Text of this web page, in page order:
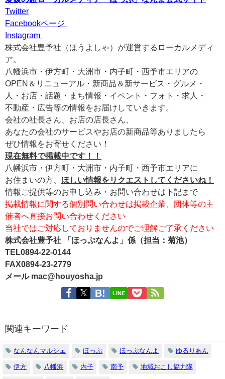
Twitter
Facebookページ
Instagram
株式会社豊予社（ほうよしゃ）が運営するローカルメディ
ア。
八幡浜市・伊方町・大洲市・内子町・西予市エリアの
OPEN＆リニューアル・新商品＆新サービス・グルメ・
人・お店・話題・まち情報・イベント・フォト・求人・
不動産・広告等の情報をお届けしていきます。
会社の社長さん、お店の店長さん、
あなたの会社のサービスやお店の新商品等ありましたら
ぜひ情報をお寄せください！
現在無料で掲載中です！！
八幡浜市・伊方町・大洲市・内子町・西予市エリアに
お住まいの方、 ほしい情報をリクエストしてくださいね！
情報ご提供等のお申し込み・お問い合わせは下記まで
掲載情報に関する個別問い合わせは掲載企業、団体等の主
催者へ直接お問い合わせください
当社ではご対応しておりませんのでご理解ご了承ください
株式会社豊予社 「ほっぷなんよ」係（担当：菊池）
TEL0894-22-0144
FAX0894-23-2779
メール mac@houyosha.jp
LINE
関連キーワード
なんなんマルシェ ほっぷ ほっぷなんよ ゆるりあん
伊方 八幡浜 内子 南予 地域おこし協力隊